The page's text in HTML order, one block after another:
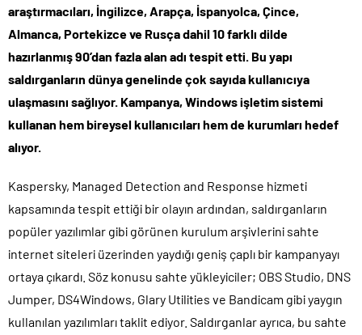
araştırmacıları, İngilizce, Arapça, İspanyolca, Çince,
Almanca, Portekizce ve Rusça dahil 10 farklı dilde
hazırlanmış 90’dan fazla alan adı tespit etti. Bu yapı
saldırganların dünya genelinde çok sayıda kullanıcıya
ulaşmasını sağlıyor. Kampanya, Windows işletim sistemi
kullanan hem bireysel kullanıcıları hem de kurumları hedef
alıyor.
Kaspersky, Managed Detection and Response hizmeti
kapsamında tespit ettiği bir olayın ardından, saldırganların
popüler yazılımlar gibi görünen kurulum arşivlerini sahte
internet siteleri üzerinden yaydığı geniş çaplı bir kampanyayı
ortaya çıkardı. Söz konusu sahte yükleyiciler; OBS Studio, DNS
Jumper, DS4Windows, Glary Utilities ve Bandicam gibi yaygın
kullanılan yazılımları taklit ediyor. Saldırganlar ayrıca, bu sahte